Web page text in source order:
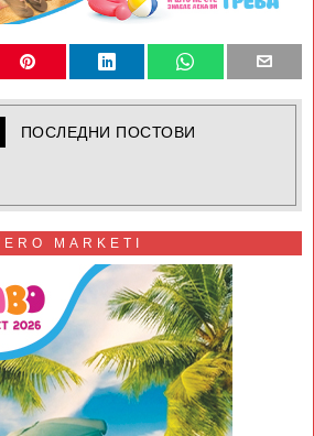
ПОСЛЕДНИ ПОСТОВИ
MARKETI